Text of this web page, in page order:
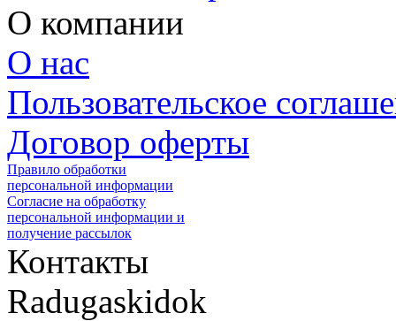
О компании
О нас
Пользовательское
Договор оферты
Правило обработки
персональной информации
Согласие на обработку
персональной информации и
получение рассылок
Контакты
Radugaskidok